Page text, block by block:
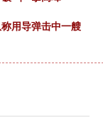
用导弹击中一艘